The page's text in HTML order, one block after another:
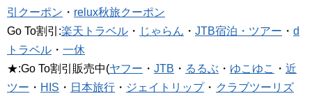
引クーポン ・ relux秋旅クーポン
Go To割引:楽天トラベル ・ じゃらん ・ JTB宿泊・ツアー ・ d
トラベル ・ 一休
★:Go To割引販売中(ヤフー ・ JTB ・ るるぶ ・ ゆこゆこ ・ 近
ツー ・ HIS ・ 日本旅行 ・ ジェイトリップ・ クラブツーリズ